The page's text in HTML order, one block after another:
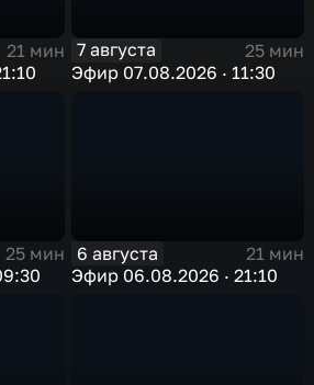
21 мин
7 августа
25 мин
Эфир 07.08.2026 · 11:30
25 мин
6 августа
21 мин
Эфир 06.08.2026 · 21:10